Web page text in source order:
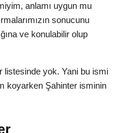
anlamı uygun mu
sonucunu
ve konulabilir olup
listesinde yok. Yani bu ismi
koyarken Şahinter isminin